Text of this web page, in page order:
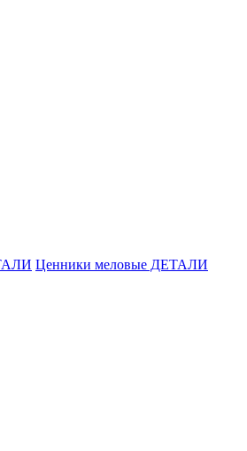
Ценники меловые ДЕТАЛИ